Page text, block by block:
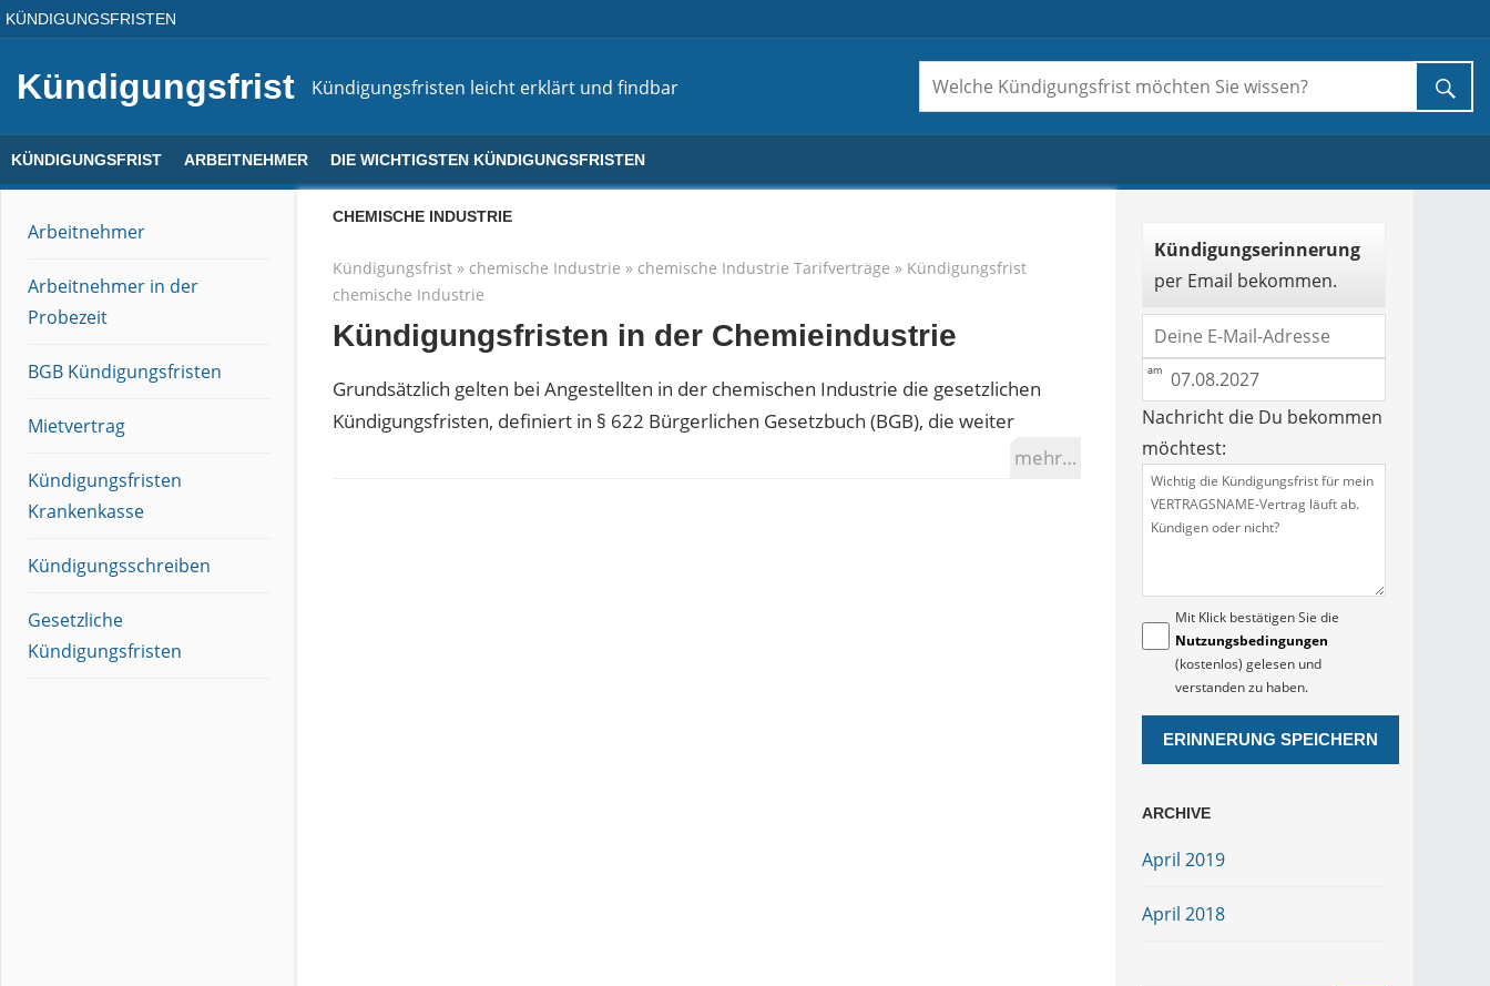
Direkt
Inhalt
KÜNDIGUNGSFRISTEN
Kündigungsfrist Kündigungsfristen leicht erklärt und findbar
KÜNDIGUNGSFRIST ARBEITNEHMER DIE WICHTIGSTEN KÜNDIGUNGSFRISTEN
CHEMISCHE INDUSTRIE
Kündigungsfrist» chemische Industrie » chemische Industrie Tarifverträge » Kündigungsfrist
chemische Industrie
Kündigungsfristen in der Chemieindustrie
Grundsätzlich gelten bei Angestellten in der chemischen Industrie die gesetzlichen
Kündigungsfristen, definiert in § 622 Bürgerlichen Gesetzbuch (BGB), die weiter
mehr…
Arbeitnehmer
Arbeitnehmer in der
Probezeit
BGB Kündigungsfristen
Mietvertrag
Kündigungsfristen
Krankenkasse
Kündigungsschreiben
Gesetzliche
Kündigungsfristen
Kündigungserinnerung
per Email bekommen.
Nachricht die Du bekommen
möchtest:
Mit Klick bestätigen Sie die
Nutzungsbedingungen
(kostenlos) gelesen und
verstanden zu haben.
ARCHIVE
April 2019
April 2018